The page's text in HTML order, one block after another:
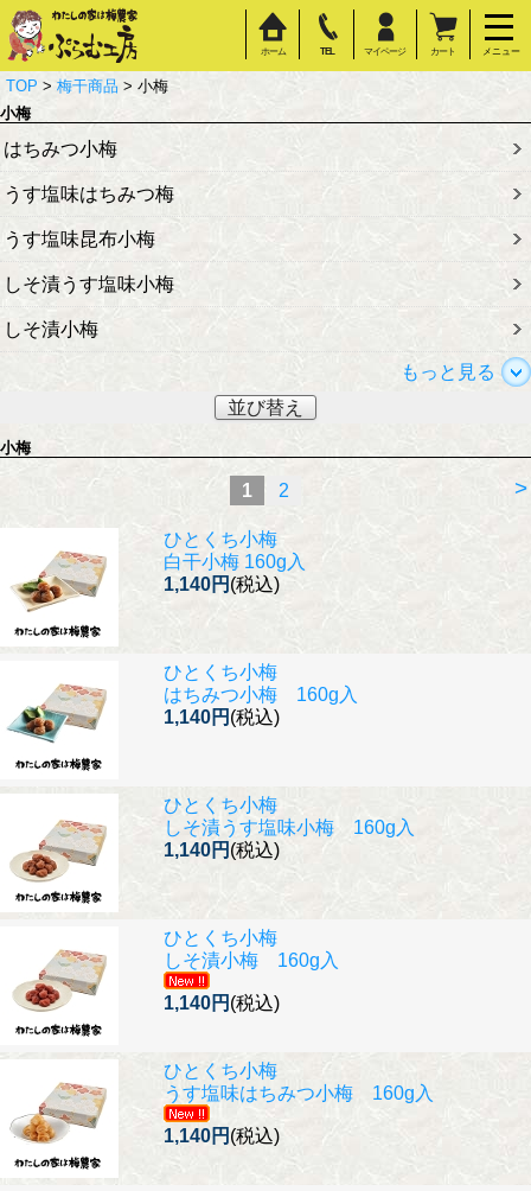
ホーム TEL マイページ カート メニュー
TOP > 梅干商品 > 小梅
小梅
はちみつ小梅
うす塩味はちみつ梅
うす塩味昆布小梅
しそ漬うす塩味小梅
しそ漬小梅
もっと見る
並び替え
小梅
>
1 2
ひとくち小梅
白干小梅 160g入
1,140円 (税込)
ひとくち小梅
はちみつ小梅 160g入
1,140円 (税込)
ひとくち小梅
しそ漬うす塩味小梅 160g入
1,140円 (税込)
ひとくち小梅
しそ漬小梅 160g入
1,140円 (税込)
ひとくち小梅
うす塩味はちみつ小梅 160g入
1,140円 (税込)